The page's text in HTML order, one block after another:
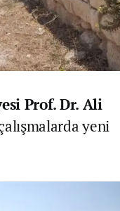
Prof. Dr. Ali
yeni